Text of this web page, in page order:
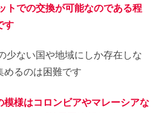
トでの交換が可能なのである程
す
少ない国や地域にしか存在しな
めるのは困難です
模様はコロンビアやマレーシアな